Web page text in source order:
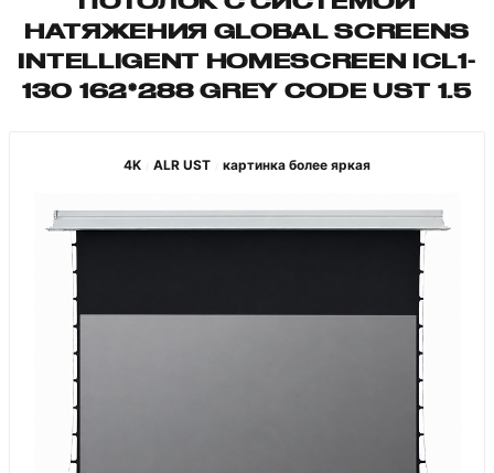
НАТЯЖЕНИЯ GLOBAL SCREENS
INTELLIGENT HOMESCREEN ICL1-
130 162*288 GREY CODE UST 1.5
4K ALR UST картинка более яркая